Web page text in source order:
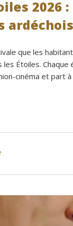
2026
ardéchois
que les
Étoiles.
cinéma et
Privatisation du
bon accueil des
prestations (
confortables.Nous
grand plaisir.Merci